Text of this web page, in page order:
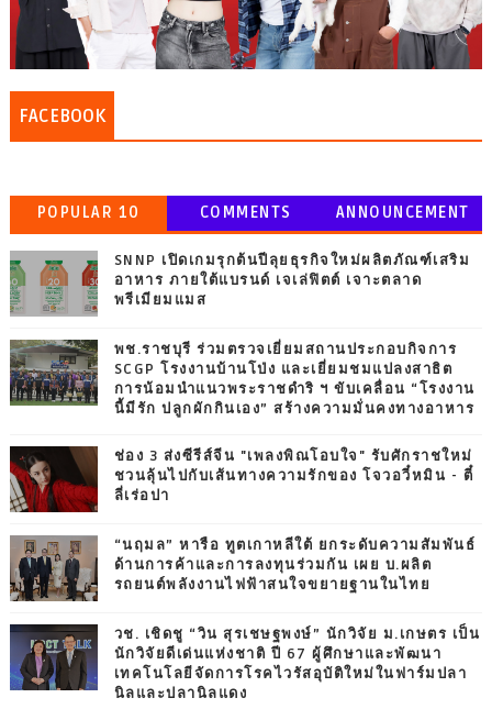
FACEBOOK
POPULAR 10 COMMENTS ANNOUNCEMENT
SNNP เปิดเกมรุกต้นปีลุยธุรกิจใหม่ผลิตภัณฑ์เสริม
อาหาร ภายใต้แบรนด์ เจเล่ฟิตต์ เจาะตลาด
พรีเมียมแมส
พช.ราชบุรี ร่วมตรวจเยี่ยมสถานประกอบกิจการ
SCGP โรงงานบ้านโป่ง และเยี่ยมชมแปลงสาธิต
การน้อมนำแนวพระราชดำริ ฯ ขับเคลื่อน “โรงงาน
นี้มีรัก ปลูกผักกินเอง” สร้างความมั่นคงทางอาหาร
ช่อง 3 ส่งซีรีส์จีน "เพลงพิณโอบใจ" รับศักราชใหม่
ชวนลุ้นไปกับเส้นทางความรักของ โจวอวี๋หมิน - ตี๋
ลี่เร่อปา
“นฤมล” หารือ ทูตเกาหลีใต้ ยกระดับความสัมพันธ์
ด้านการค้าและการลงทุนร่วมกัน เผย บ.ผลิต
รถยนต์พลังงานไฟฟ้าสนใจขยายฐานในไทย
วช. เชิดชู “วิน สุรเชษฐพงษ์” นักวิจัย ม.เกษตร เป็น
นักวิจัยดีเด่นแห่งชาติ ปี 67 ผู้ศึกษาและพัฒนา
เทคโนโลยีจัดการโรคไวรัสอุบัติใหม่ในฟาร์มปลา
นิลและปลานิลแดง